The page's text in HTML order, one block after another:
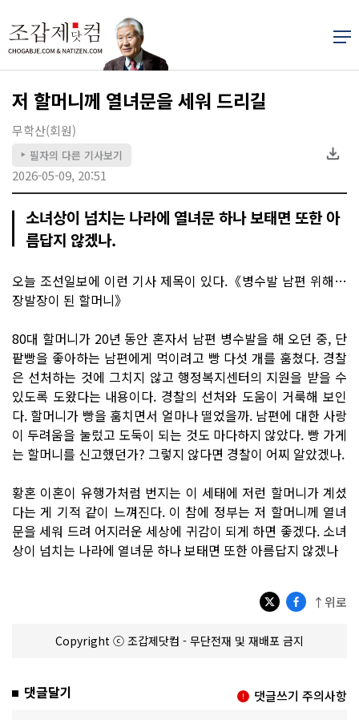
저 할머니께 열녀문을 세워 드리길
무학산(회원)
▶ 필자의 다른 기사보기
2026-05-09, 20:51
소녀상이 넘치는 나라에 열녀문 하나 보태면 또한 아
름답지 않겠나.
오늘 조선일보에 이런 기사 제목이 있다.《병수발 남편 위해…
장발장이 된 할머니》
80대 할머니가 20년 동안 혼자서 남편 병수발을 해 오던 중, 단
팥빵을 좋아하는 남편에게 먹이려고 빵 다섯 개를 훔쳤다. 경찰
은 선처하는 것에 그치지 않고 행정복지센터의 지원을 받을 수
있도록 도왔다는 내용이다. 경찰의 선처와 도움이 거룩해 보인
다. 할머니가 빵을 훔치면서 얼마나 떨었을까. 남편에 대한 사랑
이 두려움을 눌렀고 도둑이 되는 것도 마다하지 않았다. 빵 가게
는 할머니를 신고했던가? 그렇지 않다면 경찰이 어찌 알았겠나.
황혼 이혼이 유행가처럼 번지는 이 세태에 저런 할머니가 계셨
다는 게 기적 같이 느껴진다. 이 참에 정부는 저 할머니께 열녀
문을 세워 드려 어지러운 세상에 귀감이 되게 하면 좋겠다. 소녀
상이 넘치는 나라에 열녀문 하나 보태면 또한 아름답지 않겠나
↑위로
Copyright ⓒ 조갑제닷컴 - 무단전재 및 재배포 금지
댓글달기 댓글쓰기 주의사항